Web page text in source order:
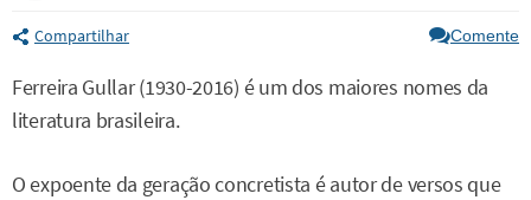
Compartilhar Comente
Ferreira Gullar (1930-2016) é um dos maiores nomes da
literatura brasileira.
O expoente da geração concretista é autor de versos que